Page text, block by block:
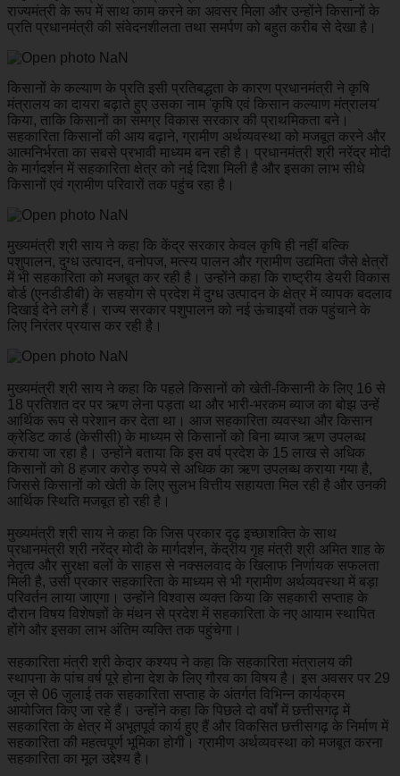
राज्यमंत्री के रूप में साथ काम करने का अवसर मिला और उन्होंने किसानों के
प्रति प्रधानमंत्री की संवेदनशीलता तथा समर्पण को बहुत करीब से देखा है।
किसानों के कल्याण के प्रति इसी प्रतिबद्धता के कारण प्रधानमंत्री ने कृषि
मंत्रालय का दायरा बढ़ाते हुए उसका नाम 'कृषि एवं किसान कल्याण मंत्रालय'
किया, ताकि किसानों का समग्र विकास सरकार की प्राथमिकता बने।
सहकारिता किसानों की आय बढ़ाने, ग्रामीण अर्थव्यवस्था को मजबूत करने और
आत्मनिर्भरता का सबसे प्रभावी माध्यम बन रही है। प्रधानमंत्री श्री नरेंद्र मोदी
के मार्गदर्शन में सहकारिता क्षेत्र को नई दिशा मिली है और इसका लाभ सीधे
किसानों एवं ग्रामीण परिवारों तक पहुंच रहा है।
मुख्यमंत्री श्री साय ने कहा कि केंद्र सरकार केवल कृषि ही नहीं बल्कि
पशुपालन, दुग्ध उत्पादन, वनोपज, मत्स्य पालन और ग्रामीण उद्यमिता जैसे क्षेत्रों
में भी सहकारिता को मजबूत कर रही है। उन्होंने कहा कि राष्ट्रीय डेयरी विकास
बोर्ड (एनडीडीबी) के सहयोग से प्रदेश में दुग्ध उत्पादन के क्षेत्र में व्यापक बदलाव
दिखाई देने लगे हैं। राज्य सरकार पशुपालन को नई ऊंचाइयों तक पहुंचाने के
लिए निरंतर प्रयास कर रही है।
मुख्यमंत्री श्री साय ने कहा कि पहले किसानों को खेती-किसानी के लिए 16 से
18 प्रतिशत दर पर ऋण लेना पड़ता था और भारी-भरकम ब्याज का बोझ उन्हें
आर्थिक रूप से परेशान कर देता था। आज सहकारिता व्यवस्था और किसान
क्रेडिट कार्ड (केसीसी) के माध्यम से किसानों को बिना ब्याज ऋण उपलब्ध
कराया जा रहा है। उन्होंने बताया कि इस वर्ष प्रदेश के 15 लाख से अधिक
किसानों को 8 हजार करोड़ रुपये से अधिक का ऋण उपलब्ध कराया गया है,
जिससे किसानों को खेती के लिए सुलभ वित्तीय सहायता मिल रही है और उनकी
आर्थिक स्थिति मजबूत हो रही है।
मुख्यमंत्री श्री साय ने कहा कि जिस प्रकार दृढ़ इच्छाशक्ति के साथ
प्रधानमंत्री श्री नरेंद्र मोदी के मार्गदर्शन, केंद्रीय गृह मंत्री श्री अमित शाह के
नेतृत्व और सुरक्षा बलों के साहस से नक्सलवाद के खिलाफ निर्णायक सफलता
मिली है, उसी प्रकार सहकारिता के माध्यम से भी ग्रामीण अर्थव्यवस्था में बड़ा
परिवर्तन लाया जाएगा। उन्होंने विश्वास व्यक्त किया कि सहकारी सप्ताह के
दौरान विषय विशेषज्ञों के मंथन से प्रदेश में सहकारिता के नए आयाम स्थापित
होंगे और इसका लाभ अंतिम व्यक्ति तक पहुंचेगा।
सहकारिता मंत्री श्री केदार कश्यप ने कहा कि सहकारिता मंत्रालय की
स्थापना के पांच वर्ष पूरे होना देश के लिए गौरव का विषय है। इस अवसर पर 29
जून से 06 जुलाई तक सहकारिता सप्ताह के अंतर्गत विभिन्न कार्यक्रम
आयोजित किए जा रहे हैं। उन्होंने कहा कि पिछले दो वर्षों में छत्तीसगढ़ में
सहकारिता के क्षेत्र में अभूतपूर्व कार्य हुए हैं और विकसित छत्तीसगढ़ के निर्माण में
सहकारिता की महत्वपूर्ण भूमिका होगी। ग्रामीण अर्थव्यवस्था को मजबूत करना
सहकारिता का मूल उद्देश्य है।